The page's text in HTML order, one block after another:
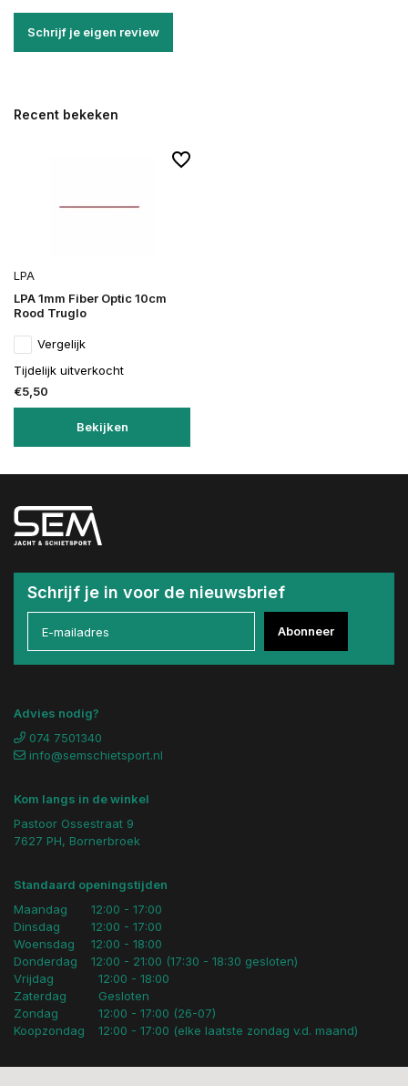
Schrijf je eigen review
Recent bekeken
LPA
LPA 1mm Fiber Optic 10cm
Rood Truglo
Vergelijk
Tijdelijk uitverkocht
€5,50
Bekijken
Schrijf je in voor de nieuwsbrief
Abonneer
Advies nodig?
074 7501340
info@semschietsport.nl
Kom langs in de winkel
Pastoor Ossestraat 9
7627 PH, Bornerbroek
Standaard openingstijden
Maandag
Dinsdag
Woensdag
Donderdag
12:00 - 17:00
12:00 - 17:00
12:00 - 18:00
12:00 - 21:00 (17:30 - 18:30 gesloten)
Vrijdag
Zaterdag
Zondag
Koopzondag
12:00 - 18:00
Gesloten
12:00 - 17:00 (26-07)
12:00 - 17:00 (elke laatste zondag v.d. maand)